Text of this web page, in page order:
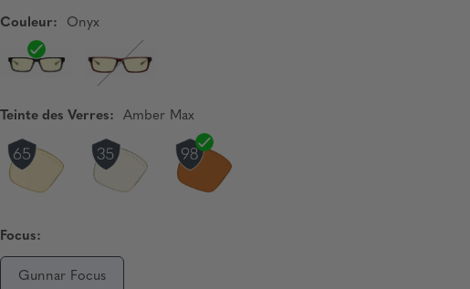
Couleur: Onyx
Teinte des Verres: Amber Max
Focus:
Gunnar Focus